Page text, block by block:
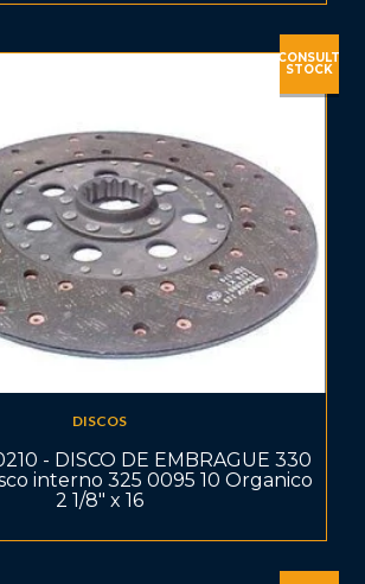
CONSULT
STOCK
DISCOS
- DISCO DE EMBRAGUE 330
interno 325 0095 10 Organico
2 1/8" x 16